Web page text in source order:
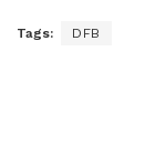
Tags: DFB